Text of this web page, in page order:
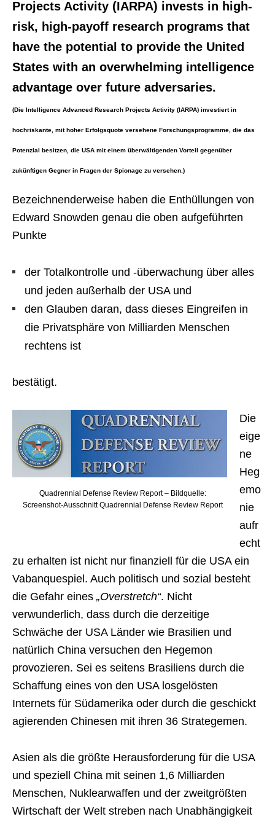
Projects Activity (IARPA) invests in high-
risk, high-payoff research programs that
have the potential to provide the United
States with an overwhelming intelligence
advantage over future adversaries.
(Die Intelligence Advanced Research Projects Activity (IARPA) investiert in
hochriskante, mit hoher Erfolgsquote versehene Forschungsprogramme, die das
Potenzial besitzen, die USA mit einem überwältigenden Vorteil gegenüber
zukünftigen Gegner in Fragen der Spionage zu versehen.)
Bezeichnenderweise haben die Enthüllungen von
Edward Snowden genau die oben aufgeführten
Punkte
der Totalkontrolle und -überwachung über alles
und jeden außerhalb der USA und
den Glauben daran, dass dieses Eingreifen in
die Privatsphäre von Milliarden Menschen
rechtens ist
bestätigt.
Quadrennial Defense Review Report – Bildquelle:
Screenshot-Ausschnitt Quadrennial Defense Review Report
Die
eige
ne
Heg
emo
nie
aufr
echt
zu erhalten ist nicht nur finanziell für die USA ein
Vabanquespiel. Auch politisch und sozial besteht
die Gefahr eines „Overstretch“. Nicht
verwunderlich, dass durch die derzeitige
Schwäche der USA Länder wie Brasilien und
natürlich China versuchen den Hegemon
provozieren. Sei es seitens Brasiliens durch die
Schaffung eines von den USA losgelösten
Internets für Südamerika oder durch die geschickt
agierenden Chinesen mit ihren 36 Strategemen.
Asien als die größte Herausforderung für die USA
und speziell China mit seinen 1,6 Milliarden
Menschen, Nuklearwaffen und der zweitgrößten
Wirtschaft der Welt streben nach Unabhängigkeit